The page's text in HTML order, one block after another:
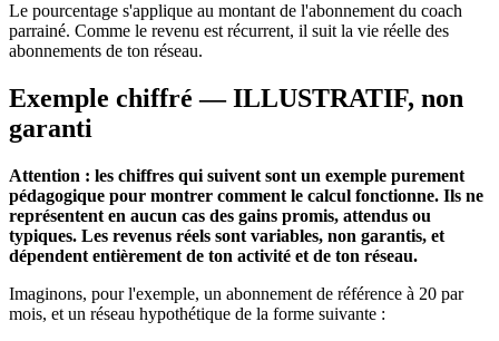
Le pourcentage s'applique au montant de l'abonnement du coach
parrainé. Comme le revenu est récurrent, il suit la vie réelle des
abonnements de ton réseau.
Exemple chiffré — ILLUSTRATIF, non
garanti
Attention : les chiffres qui suivent sont un exemple purement
pédagogique pour montrer comment le calcul fonctionne. Ils ne
représentent en aucun cas des gains promis, attendus ou
typiques. Les revenus réels sont variables, non garantis, et
dépendent entièrement de ton activité et de ton réseau.
Imaginons, pour l'exemple, un abonnement de référence à 20 par
mois, et un réseau hypothétique de la forme suivante :